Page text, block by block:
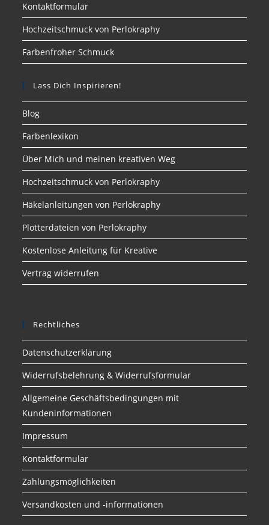
Kontaktformular
Hochzeitschmuck von Perlokraphy
Farbenfroher Schmuck
Lass Dich Inspirieren!
Blog
Farbenlexikon
Über Mich und meinen kreativen Weg
Hochzeitschmuck von Perlokraphy
Häkelanleitungen von Perlokraphy
Plotterdateien von Perlokraphy
Kostenlose Anleitung für Kreative
Vertrag widerrufen
Rechtliches
Datenschutzerklärung
Widerrufsbelehrung & Widerrufsformular
Allgemeine Geschäftsbedingungen mit
Kundeninformationen
Impressum
Kontaktformular
Zahlungsmöglichkeiten
Versandkosten und -informationen